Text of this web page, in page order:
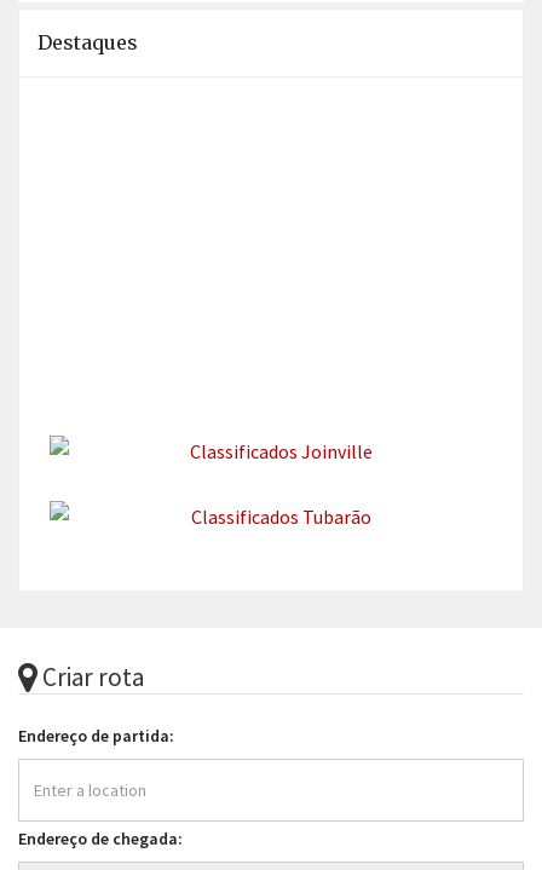
Destaques
Criar rota
Endereço de partida:
Endereço de chegada: